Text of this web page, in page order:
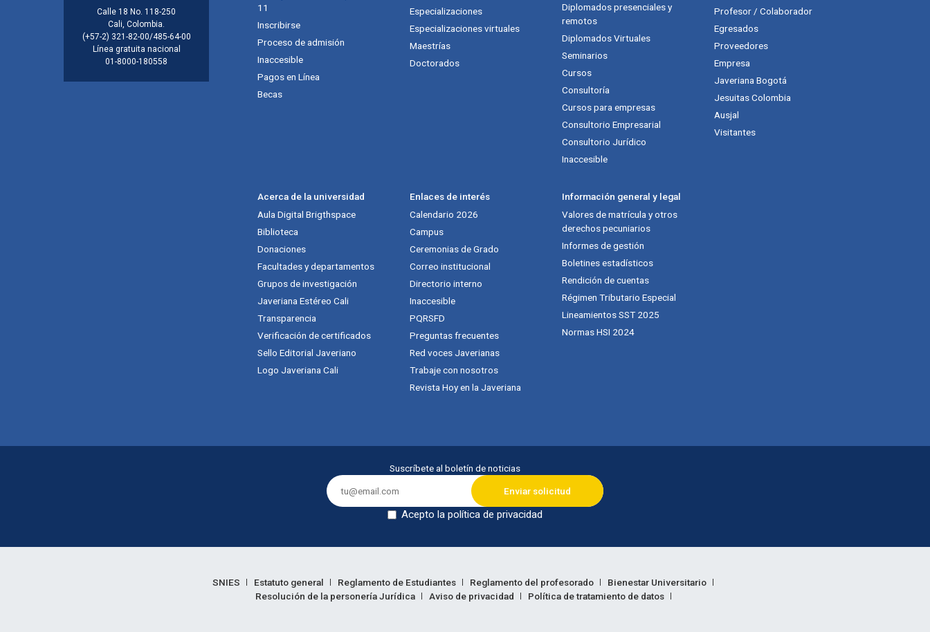
Información de la institución
Calle 18 No. 118-250
Cali, Colombia.
(+57-2) 321-82-00/485-64-00
Línea gratuita nacional
01-8000-180558
11
Inscribirse
Proceso de admisión
Inaccesible
Pagos en Línea
Becas
Especializaciones
Especializaciones virtuales
Maestrías
Doctorados
Diplomados presenciales y
remotos
Diplomados Virtuales
Seminarios
Cursos
Consultoría
Cursos para empresas
Consultorio Empresarial
Consultorio Jurídico
Inaccesible
Profesor / Colaborador
Egresados
Proveedores
Empresa
Javeriana Bogotá
Jesuitas Colombia
Ausjal
Visitantes
Acerca de la universidad
Aula Digital Brigthspace
Biblioteca
Donaciones
Facultades y departamentos
Grupos de investigación
Javeriana Estéreo Cali
Transparencia
Verificación de certificados
Sello Editorial Javeriano
Logo Javeriana Cali
Enlaces de interés
Calendario 2026
Campus
Ceremonias de Grado
Correo institucional
Directorio interno
Inaccesible
PQRSFD
Preguntas frecuentes
Red voces Javerianas
Trabaje con nosotros
Revista Hoy en la Javeriana
Información general y legal
Valores de matrícula y otros
derechos pecuniarios
Informes de gestión
Boletines estadísticos
Rendición de cuentas
Régimen Tributario Especial
Lineamientos SST 2025
Normas HSI 2024
Suscríbete al boletín de noticias
Acepto la política de privacidad
Enlaces legales
SNIES Estatuto general Reglamento de Estudiantes Reglamento del profesorado
Bienestar Universitario
Resolución de la personería Jurídica
Aviso de privacidad Política de tratamiento de datos